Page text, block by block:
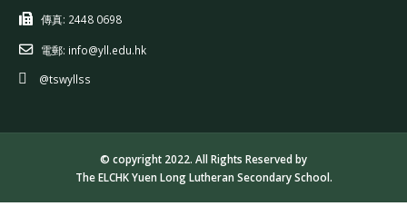
傳真: 2448 0698
電郵: info@yll.edu.hk
@tswyllss
© copyright 2022. All Rights Reserved by
The ELCHK Yuen Long Lutheran Secondary School.